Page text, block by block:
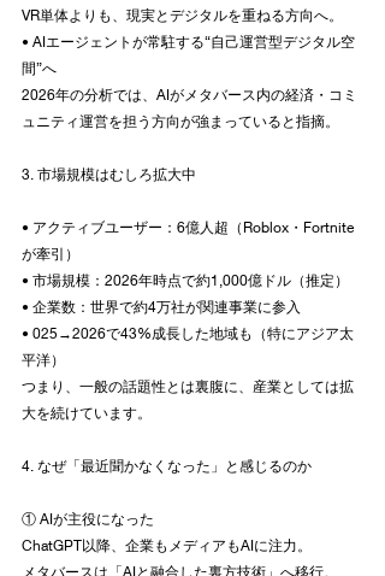
VR単体よりも、現実とデジタルを重ねる方向へ。
• AIエージェントが常駐する“自己運営型デジタル空
間”へ
2026年の分析では、AIがメタバース内の経済・コミ
ュニティ運営を担う方向が強まっていると指摘。
3. 市場規模はむしろ拡大中
• アクティブユーザー：6億人超（Roblox・Fortnite
が牽引）
• 市場規模：2026年時点で約1,000億ドル（推定）
• 企業数：世界で約4万社が関連事業に参入
• 025→2026で43%成長した地域も（特にアジア太
平洋）
つまり、一般の話題性とは裏腹に、産業としては拡
大を続けています。
4. なぜ「最近聞かなくなった」と感じるのか
① AIが主役になった
ChatGPT以降、企業もメディアもAIに注力。
メタバースは「AIと融合した裏方技術」へ移行。